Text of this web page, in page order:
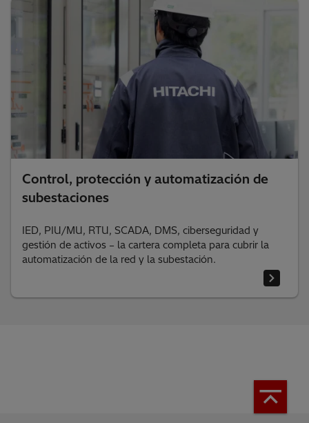
Control, protección y automatización de
subestaciones
IED, PIU/MU, RTU, SCADA, DMS, ciberseguridad y
gestión de activos – la cartera completa para cubrir la
automatización de la red y la subestación.